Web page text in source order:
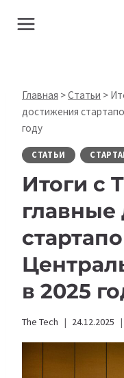
Главная >Статьи >
достижения
году
СТАТЬИ
Итоги с
в 2025
The Tech 24.12.2025